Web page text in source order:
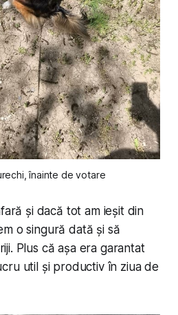
înainte de votare
și dacă tot am ieșit din
o singură dată și să
Plus că așa era garantat
util și productiv în ziua de